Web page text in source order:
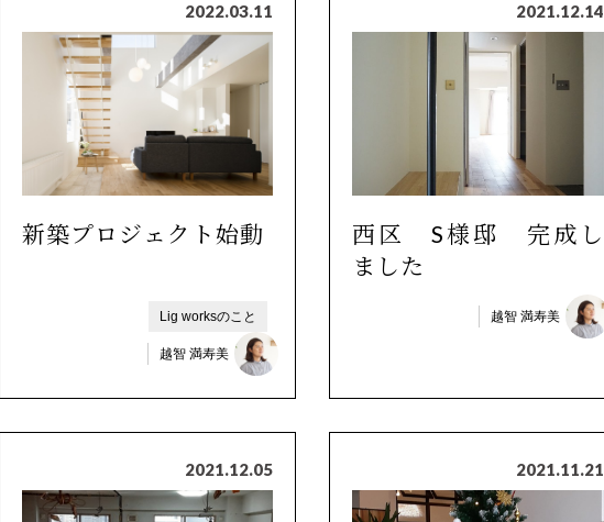
2022.03.11
新築プロジェクト始動
Lig worksのこと
越智 満寿美
2021.12.14
西区 S様邸 完成し
ました
越智 満寿美
2021.12.05 2021.11.21